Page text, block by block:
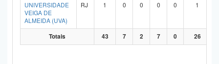
UNIVERSIDADE
VEIGA DE
ALMEIDA (UVA)
RJ 1 0 0 0 0 1
Totais 43 7 2 7 0 26